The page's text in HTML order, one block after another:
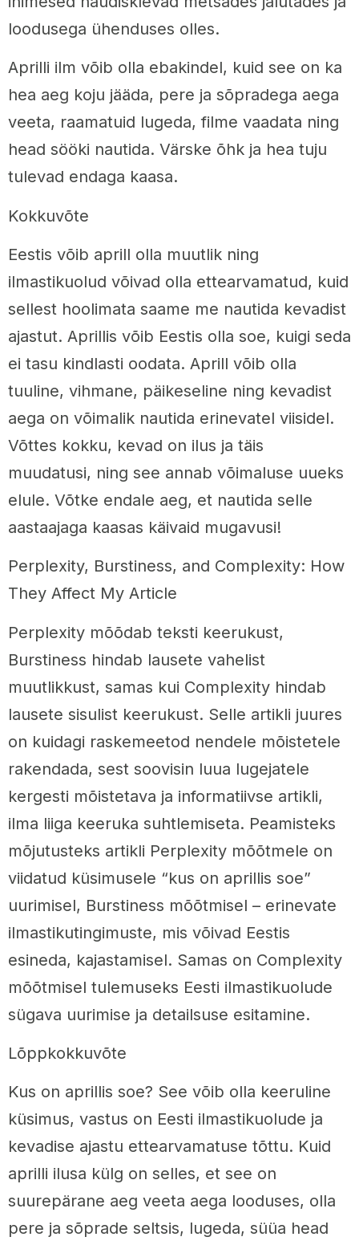
loodusega ühenduses olles.
Aprilli ilm võib olla ebakindel, kuid see on ka
hea aeg koju jääda, pere ja sõpradega aega
veeta, raamatuid lugeda, filme vaadata ning
head sööki nautida. Värske õhk ja hea tuju
tulevad endaga kaasa.
Kokkuvõte
Eestis võib aprill olla muutlik ning
ilmastikuolud võivad olla ettearvamatud, kuid
sellest hoolimata saame me nautida kevadist
ajastut. Aprillis võib Eestis olla soe, kuigi seda
ei tasu kindlasti oodata. Aprill võib olla
tuuline, vihmane, päikeseline ning kevadist
aega on võimalik nautida erinevatel viisidel.
Võttes kokku, kevad on ilus ja täis
muudatusi, ning see annab võimaluse uueks
elule. Võtke endale aeg, et nautida selle
aastaajaga kaasas käivaid mugavusi!
Perplexity, Burstiness, and Complexity: How
They Affect My Article
Perplexity mõõdab teksti keerukust,
Burstiness hindab lausete vahelist
muutlikkust, samas kui Complexity hindab
lausete sisulist keerukust. Selle artikli juures
on kuidagi raskemeetod nendele mõistetele
rakendada, sest soovisin luua lugejatele
kergesti mõistetava ja informatiivse artikli,
ilma liiga keeruka suhtlemiseta. Peamisteks
mõjutusteks artikli Perplexity mõõtmele on
viidatud küsimusele “kus on aprillis soe”
uurimisel, Burstiness mõõtmisel – erinevate
ilmastikutingimuste, mis võivad Eestis
esineda, kajastamisel. Samas on Complexity
mõõtmisel tulemuseks Eesti ilmastikuolude
sügava uurimise ja detailsuse esitamine.
Lõppkokkuvõte
Kus on aprillis soe? See võib olla keeruline
küsimus, vastus on Eesti ilmastikuolude ja
kevadise ajastu ettearvamatuse tõttu. Kuid
aprilli ilusa külg on selles, et see on
suurepärane aeg veeta aega looduses, olla
pere ja sõprade seltsis, lugeda, süüa head